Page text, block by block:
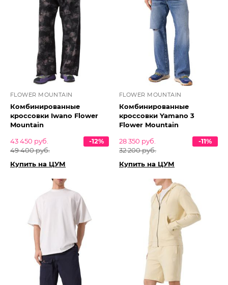
FLOWER MOUNTAIN
Комбинированные
кроссовки Iwano Flower
Mountain
43 450 руб.
49 400 руб.
-12%
Купить на ЦУМ
FLOWER MOUNTAIN
Комбинированные
кроссовки Yamano 3
Flower Mountain
28 350 руб.
32 200 руб.
-11%
Купить на ЦУМ